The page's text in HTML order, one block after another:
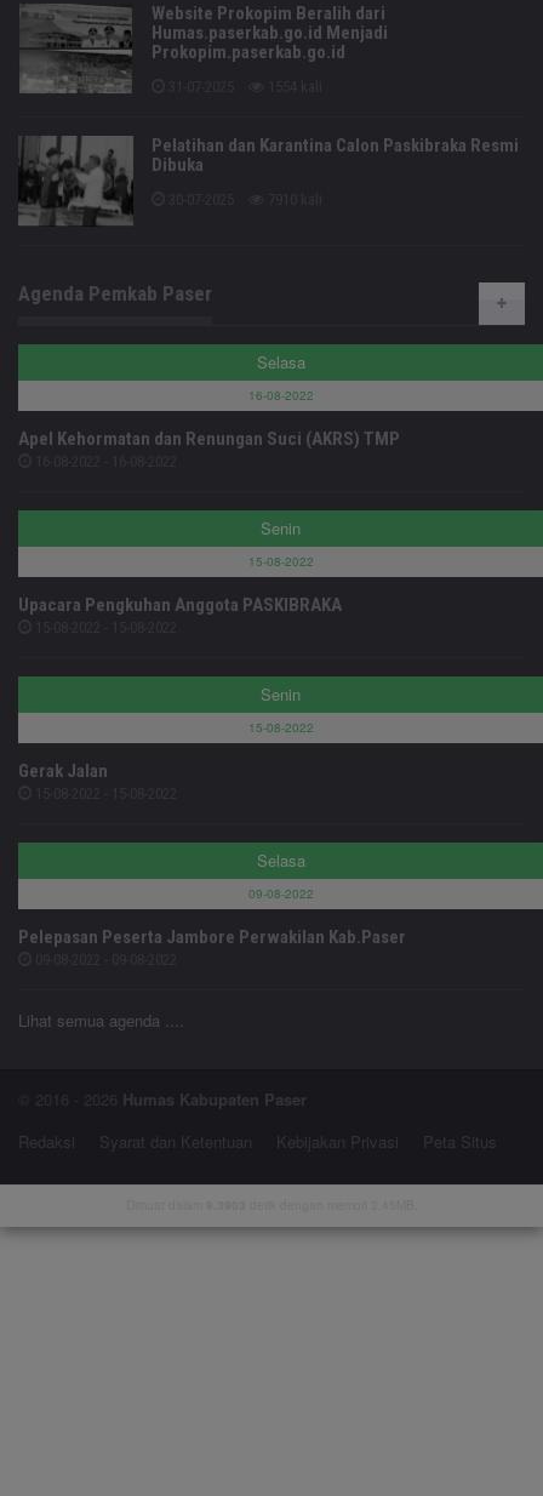
Website Prokopim Beralih dari
Humas.paserkab.go.id Menjadi
Prokopim.paserkab.go.id
Pelatihan dan Karantina Calon Paskibraka Resmi
Dibuka
Agenda Pemkab Paser
Selasa
16-08-2022
Apel Kehormatan dan Renungan Suci (AKRS) TMP
Senin
15-08-2022
Upacara Pengkuhan Anggota PASKIBRAKA
Senin
15-08-2022
Gerak Jalan
Selasa
09-08-2022
Pelepasan Peserta Jambore Perwakilan Kab.Paser
Lihat semua agenda ....
© 2016 - 2026 Humas Kabupaten Paser
Redaksi
Syarat dan Ketentuan Kebijakan Privasi Peta Situs